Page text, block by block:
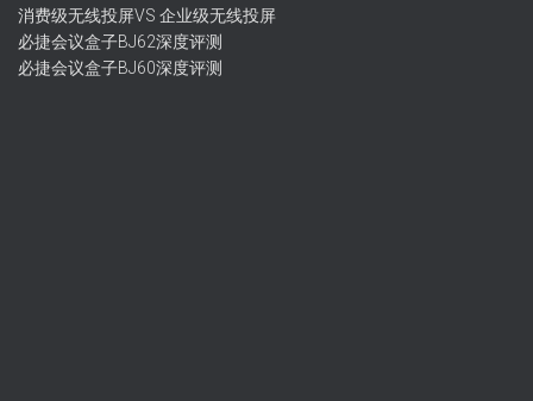
消费级无线投屏VS 企业级无线投屏
必捷会议盒子BJ62深度评测
必捷会议盒子BJ60深度评测